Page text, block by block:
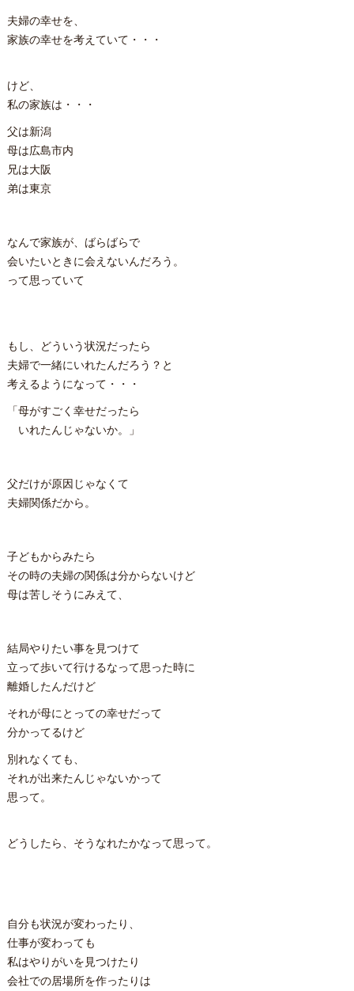
夫婦の幸せを、
家族の幸せを考えていて・・・
けど、
私の家族は・・・
父は新潟
母は広島市内
兄は大阪
弟は東京
なんで家族が、ばらばらで
会いたいときに会えないんだろう。
って思っていて
もし、どういう状況だったら
夫婦で一緒にいれたんだろう？と
考えるようになって・・・
「母がすごく幸せだったら
いれたんじゃないか。」
父だけが原因じゃなくて
夫婦関係だから。
子どもからみたら
その時の夫婦の関係は分からないけど
母は苦しそうにみえて、
結局やりたい事を見つけて
立って歩いて行けるなって思った時に
離婚したんだけど
それが母にとっての幸せだって
分かってるけど
別れなくても、
それが出来たんじゃないかって
思って。
どうしたら、そうなれたかなって思って。
自分も状況が変わったり、
仕事が変わっても
私はやりがいを見つけたり
会社での居場所を作ったりは